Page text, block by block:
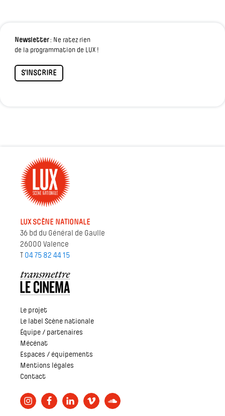
Newsletter: Ne ratez rien
de la programmation de LUX !
S'INSCRIRE
LUX SCÈNE NATIONALE
36 bd du Général de Gaulle
26000 Valence
T 04 75 82 44 15
Le projet
Le label Scène nationale
Équipe / partenaires
Mécénat
Espaces / équipements
Mentions légales
Contact